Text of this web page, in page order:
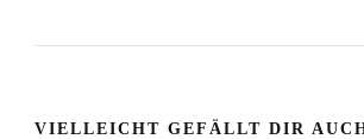
VIELLEICHT GEFÄLLT DIR